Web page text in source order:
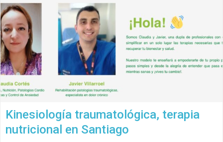
Kinesiología traumatológica, terapia
nutricional en Santiago